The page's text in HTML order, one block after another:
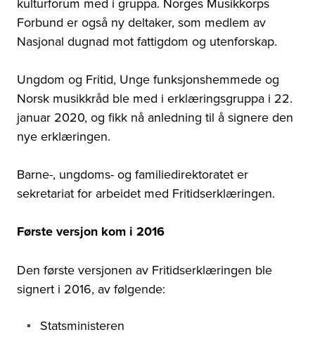
Forbund er også ny deltaker, som medlem av
Nasjonal dugnad mot fattigdom og utenforskap.
Ungdom og Fritid, Unge funksjonshemmede og
Norsk musikkråd ble med i erklæringsgruppa i 22.
januar 2020, og fikk nå anledning til å signere den
nye erklæringen.
Barne-, ungdoms- og familiedirektoratet er
sekretariat for arbeidet med Fritidserklæringen.
Første versjon kom i 2016
Den første versjonen av Fritidserklæringen ble
signert i 2016, av følgende:
Statsministeren